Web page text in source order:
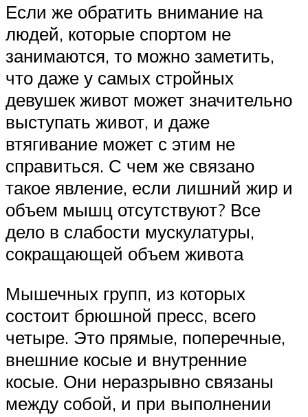
Если же обратить внимание на
людей, которые спортом не
занимаются, то можно заметить,
что даже у самых стройных
девушек живот может значительно
выступать живот, и даже
втягивание может с этим не
справиться. С чем же связано
такое явление, если лишний жир и
объем мышц отсутствуют? Все
дело в слабости мускулатуры,
сокращающей объем живота
Мышечных групп, из которых
состоит брюшной пресс, всего
четыре. Это прямые, поперечные,
внешние косые и внутренние
косые. Они неразрывно связаны
между собой, и при выполнении